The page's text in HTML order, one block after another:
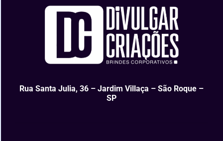
Rua Santa Julia, 36 – Jardim Villaça – São Roque –
SP